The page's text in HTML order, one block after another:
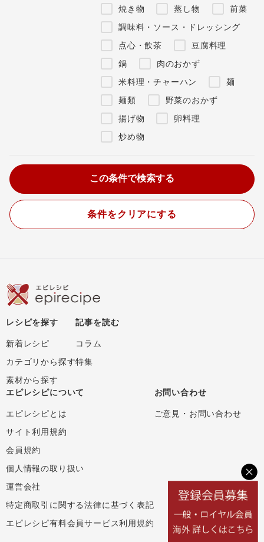
焼き物
蒸し物
前菜
調味料・ソース・ドレッシング
点心・飲茶
豆腐料理
鍋
肉のおかず
米料理・チャーハン
麺
麺類
野菜のおかず
揚げ物
卵料理
炒め物
条件をクリアにする
レシピを探す
新着レシピ
カテゴリから探す
素材から探す
記事を読む
コラム
特集
エピレシピについて
エピレシピとは
サイト利用規約
会員規約
個人情報の取り扱い
運営会社
特定商取引に関する法律に基づく表記
エピレシピ有料会員サービス利用規約
お問い合わせ
ご意見・お問い合わせ